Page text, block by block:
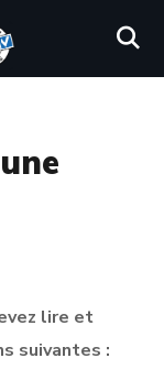
lire et
suivantes :